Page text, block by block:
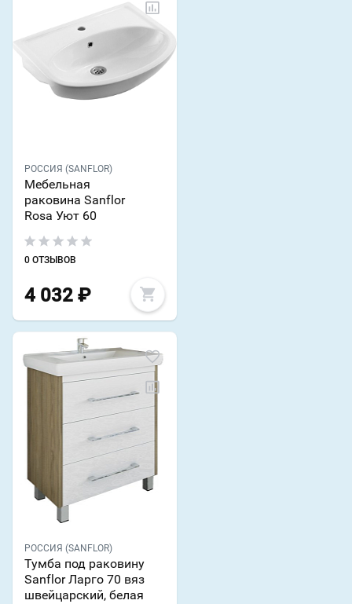
РОССИЯ (SANFLOR)
Мебельная
раковина Sanflor
Rosa Уют 60
0 ОТЗЫВОВ
4 032 ₽
РОССИЯ (SANFLOR)
Тумба под раковину
Sanflor Ларго 70 вяз
швейцарский, белая